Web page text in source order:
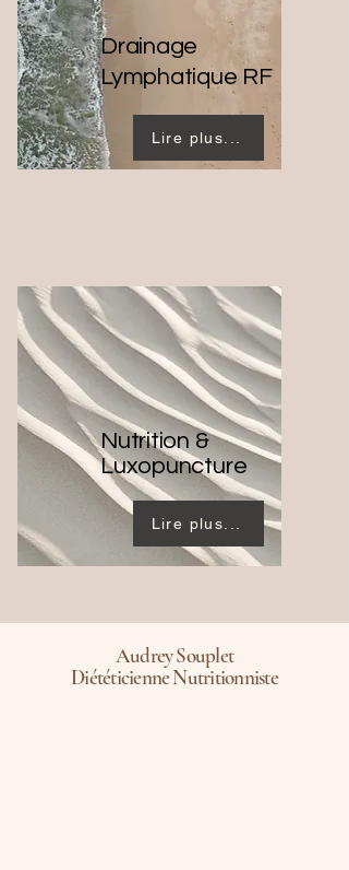
Drainage
Lymphatique RF
Lire plus...
Nutrition &
Luxopuncture
Lire plus...
Audrey Souplet
Diététicienne Nutritionniste